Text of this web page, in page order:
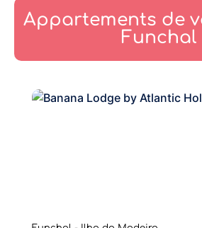
Appartements de
Funchal